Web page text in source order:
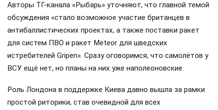
Авторы ТГ-канала «Рыбарь» уточняют, что главной темой
обсуждения «стало возможное участие британцев в
антибаллистических проектах, а также поставки ракет
для систем ПВО и ракет Meteor для шведских
истребителей Gripen». Сразу оговоримся, что самолётов у
ВСУ ещё нет, но планы на них уже наполеоновские.
Роль Лондона в поддержке Киева давно вышла за рамки
простой риторики, став очевидной для всех